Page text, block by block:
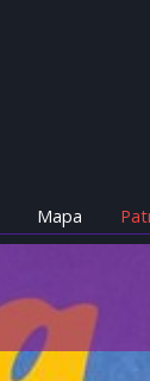
Mapa